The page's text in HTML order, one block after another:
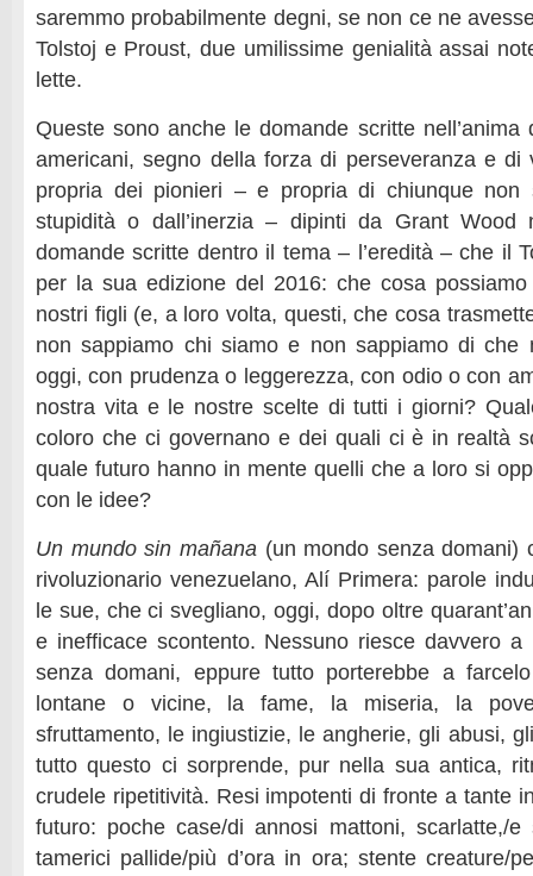
saremmo probabilmente degni, se non ce ne
Tolstoj e Proust, due umilissime genialità assai
lette.
Queste sono anche le domande scritte
americani, segno della forza di perseveranza e di
propria dei pionieri – e propria di chiunque non
stupidità o dall’inerzia – dipinti da Grant
domande scritte dentro il tema – l’eredità – che il
per la sua edizione del 2016: che cosa
nostri figli (e, a loro volta, questi, che cosa
non sappiamo chi siamo e non sappiamo di che
oggi, con prudenza o leggerezza, con odio o con
nostra vita e le nostre scelte di tutti i giorni?
coloro che ci governano e dei quali ci è in realtà
quale futuro hanno in mente quelli che a loro si
con le idee?
Un mundo sin mañana (un mondo senza domani)
rivoluzionario venezuelano, Alí Primera: parole
le sue, che ci svegliano, oggi, dopo oltre
e inefficace scontento. Nessuno riesce davvero
senza domani, eppure tutto porterebbe a
lontane o vicine, la fame, la miseria, la
sfruttamento, le ingiustizie, le angherie, gli abusi,
tutto questo ci sorprende, pur nella sua antica,
crudele ripetitività. Resi impotenti di fronte a tante
futuro: poche case/di annosi mattoni, scarlatte,/e
tamerici pallide/più d’ora in ora; stente creature/